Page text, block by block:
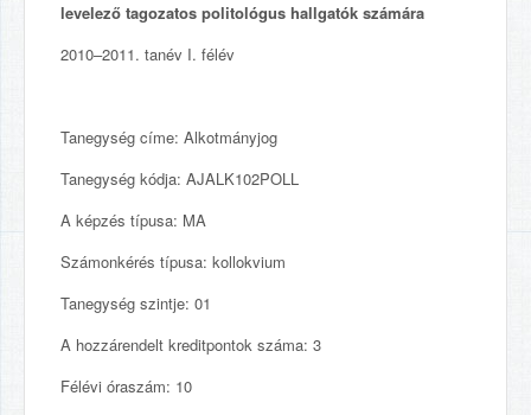
levelező tagozatos politológus hallgatók számára
2010–2011. tanév I. félév
Tanegység címe: Alkotmányjog
Tanegység kódja: AJALK102POLL
A képzés típusa: MA
Számonkérés típusa: kollokvium
Tanegység szintje: 01
A hozzárendelt kreditpontok száma: 3
Félévi óraszám: 10